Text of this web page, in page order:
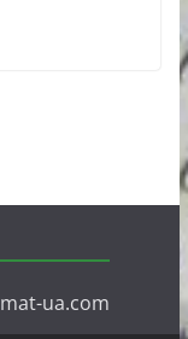
ua.com